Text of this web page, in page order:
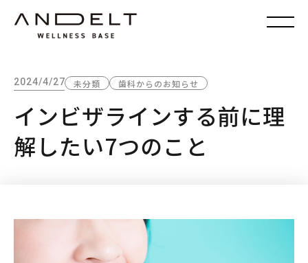
2024/4/27 未分類 歯科からのお知らせ
インビザラインする前に理
解したい7つのこと